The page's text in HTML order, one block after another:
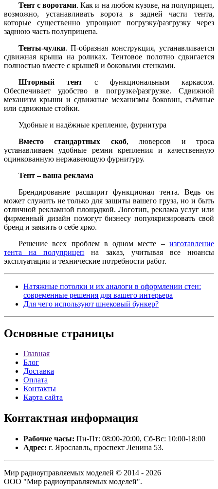
Тент с воротами. Как и на любом кузове, на полуприцеп,
возможно, устанавливать ворота в задней части тента,
которые существенно упрощают погрузку/разгрузку через
заднюю часть полуприцепа.
Тенты-чулки. П-образная конструкция, устанавливается
сдвижная крыша на роликах. Тентовое полотно сдвигается
полностью вместе с крышей и боковыми стенками.
Шторный тент с функциональным каркасом.
Обеспечивает удобство в погрузке/разгрузке. Сдвижной
механизм крыши и сдвижные механизмы боковин, съёмные
или сдвижные стойки.
Удобные и надёжные крепление, фурнитура
Вместо стандартных скоб, люверсов и троса
устанавливаем удобные ремни крепления и качественную
оцинкованную нержавеющую фурнитуру.
Тент – ваша реклама
Брендирование расширит функционал тента. Ведь он
может служить не только для защиты вашего груза, но и быть
отличной рекламной площадкой. Логотип, реклама услуг или
фирменный дизайн помогут бизнесу популяризировать свой
бренд и заявить о себе ярко.
Решение всех проблем в одном месте – изготавление
тента на полуприцеп на заказ, учитывая все нюансы
эксплуатации и технические потребности работ.
Натяжные потолки и их аналоги в оформлении стен:
современные решения для вашего интерьера
Для чего используют шнековый бункер?
Основные страницы
Главная
Блог
Доставка
Оплата
Контакты
Карта сайта
Контактная информация
Рабочие часы: Пн-Пт: 08:00-20:00, Сб-Вс: 10:00-18:00
Адрес: г. Ярославль, проспект Ленина 53.
Мир радиоуправляемых моделей © 2014 - 2026
ООО "Мир радиоуправляемых моделей".